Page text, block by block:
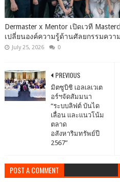
Dermaster x Mentor เปิดเวที
เปลี่ยนองค์ความรู้ด้านศัลยกรรมควา
July 25, 2026 0
PREVIOUS
มิตซูบิชิ เอลเลเวเต
อร์ฯจัดสัมมนา
“ระบบลิฟต์ บันได
เลื่อน และแนวโน้ม
ตลาด
อสังหาริมทรัพย์ปี
2567”
POST A COMMENT